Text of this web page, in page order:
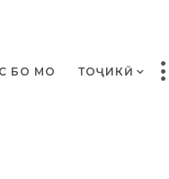
БО МО ТОҶИКӢ